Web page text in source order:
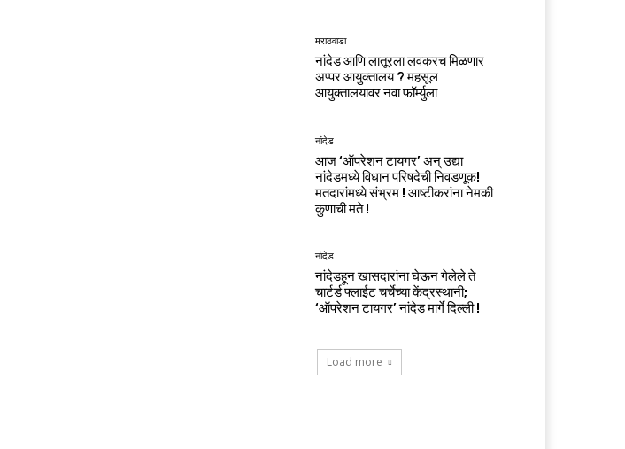
मराठवाडा
नांदेड आणि लातूरला लवकरच मिळणार
अप्पर आयुक्तालय ? महसूल
आयुक्तालयावर नवा फॉर्म्युला
नांदेड
आज ‘ऑपरेशन टायगर’ अन् उद्या
नांदेडमध्ये विधान परिषदेची निवडणूक!
मतदारांमध्ये संभ्रम ! आष्टीकरांना नेमकी
कुणाची मते !
नांदेड
नांदेडहून खासदारांना घेऊन गेलेले ते
चार्टर्ड फ्लाईट चर्चेच्या केंद्रस्थानी;
‘ऑपरेशन टायगर’ नांदेड मार्गे दिल्ली !
Load more